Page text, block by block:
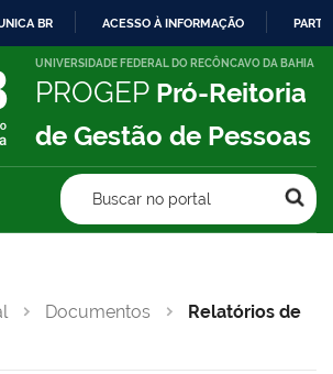
IR
PARA
CONTEÚDO
BR ACESSO À INFORMAÇÃO
UNIVERSIDADE FEDERAL DO RECÔNCAVO DA BAHIA
PROGEP Pró-Reitoria
de Gestão de Pessoas
Buscar no portal
Documentos
Relatórios de